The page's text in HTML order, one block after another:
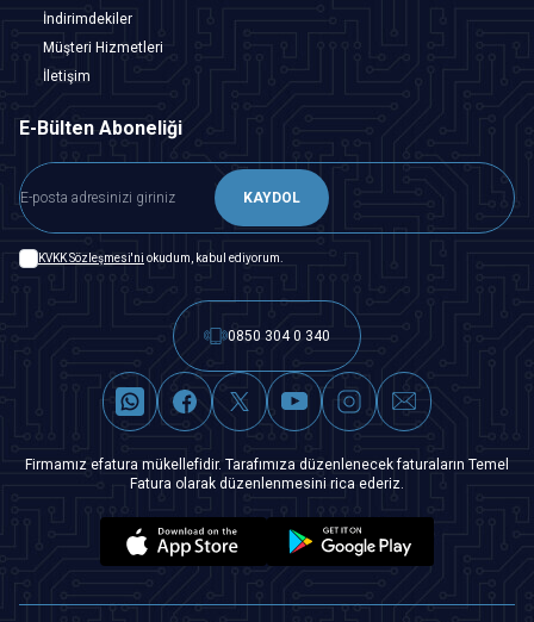
İndirimdekiler
Müşteri Hizmetleri
İletişim
E-Bülten Aboneliği
KAYDOL
KVKK Sözleşmesi'ni okudum, kabul ediyorum.
0850 304 0 340
Firmamız efatura mükellefidir. Tarafımıza düzenlenecek faturaların Temel
Fatura olarak düzenlenmesini rica ederiz.